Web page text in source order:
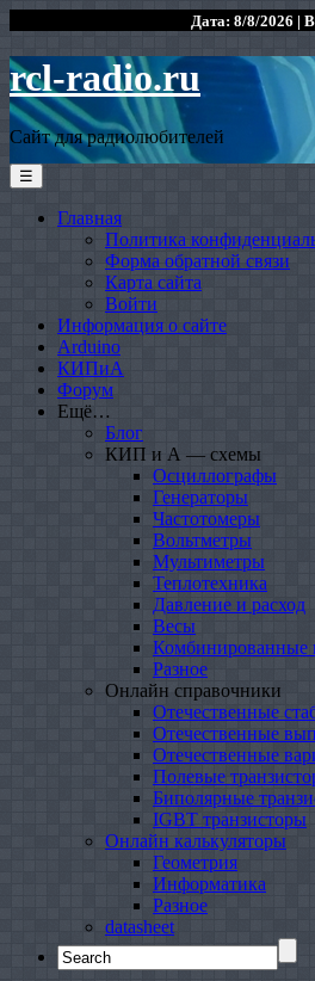
Дата: 8/8/2026 |
rcl-radio.ru
Сайт для радиолюбителей
☰
Главная
Политика
Форма обратной связи
Карта сайта
Войти
Информация о сайте
Arduino
КИПиА
Форум
Ещё…
Блог
КИП и А — схемы
Осциллографы
Генераторы
Частотомеры
Вольтметры
Мультиметры
Теплотехника
Давление и расход
Весы
Комбинированные
Разное
Онлайн справочники
Отечественные
Отечественные
Отечественные
Полевые
Биполярные
IGBT транзисторы
Онлайн калькуляторы
Геометрия
Информатика
Разное
datasheet
Search
for: